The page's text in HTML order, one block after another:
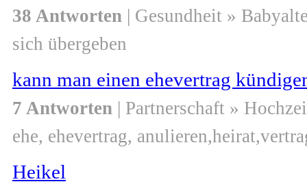
38 Antworten | Gesundheit »
sich übergeben
kann man einen ehevertrag
7 Antworten | Partnerschaft »
ehe, ehevertrag,
Heikel